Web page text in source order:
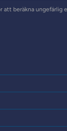
att beräkna ungefärlig